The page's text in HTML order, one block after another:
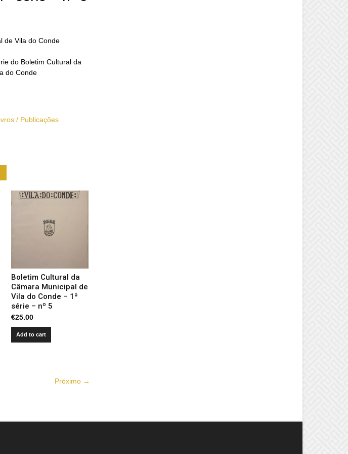
de Vila do Conde
do Boletim Cultural da
do Conde
/ Publicações
Boletim Cultural da
Câmara Municipal de
Vila do Conde – 1ª
série – nº 5
€25.00
Add to cart
Próximo →